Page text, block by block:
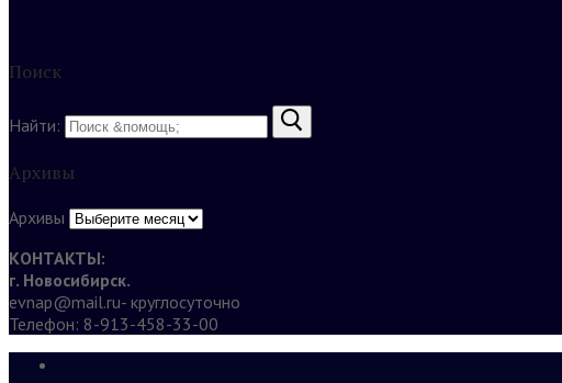
Поиск
Найти:
Архивы
Архивы
КОНТАКТЫ:
г. Новосибирск.
evnap@mail.ru- круглосуточно
Телефон: 8-913-458-33-00